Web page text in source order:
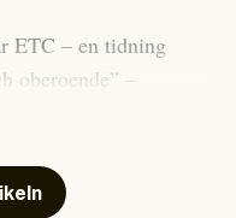
ETC – en tidning
oberoende” –
en ”röd, grön och